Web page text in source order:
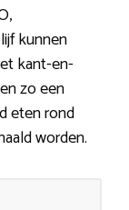
kunnen
kant-en-
zo een
eten rond
worden.